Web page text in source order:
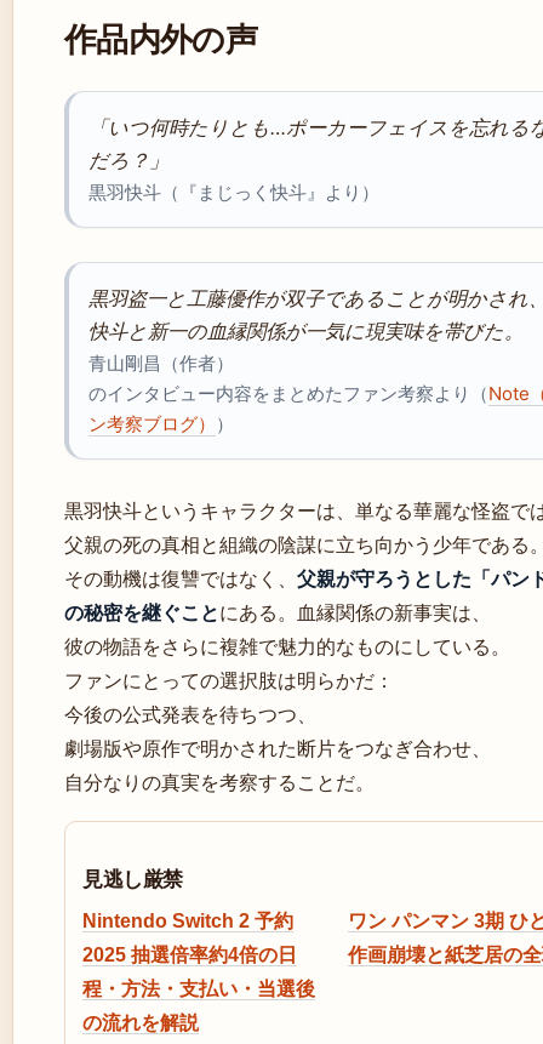
作品内外の声
「いつ何時たりとも…ポーカーフェイスを忘れる
だろ？」
黒羽快斗（『まじっく快斗』より）
黒羽盗一と工藤優作が双子であることが明かされ
快斗と新一の血縁関係が一気に現実味を帯びた。
青山剛昌（作者）
のインタビュー内容をまとめたファン考察より（Note
ン考察ブログ） ）
黒羽快斗というキャラクターは、単なる華麗な怪盗で
父親の死の真相と組織の陰謀に立ち向かう少年である
その動機は復讐ではなく、 父親が守ろうとした「パン
の秘密を継ぐことにある。血縁関係の新事実は、
彼の物語をさらに複雑で魅力的なものにしている。
ファンにとっての選択肢は明らかだ：
今後の公式発表を待ちつつ、
劇場版や原作で明かされた断片をつなぎ合わせ、
自分なりの真実を考察することだ。
見逃し厳禁
Nintendo Switch 2 予約
2025 抽選倍率約4倍の日
程・方法・支払い・当選後
の流れを解説
ワン パンマン 3期 ひ
作画崩壊と紙芝居の